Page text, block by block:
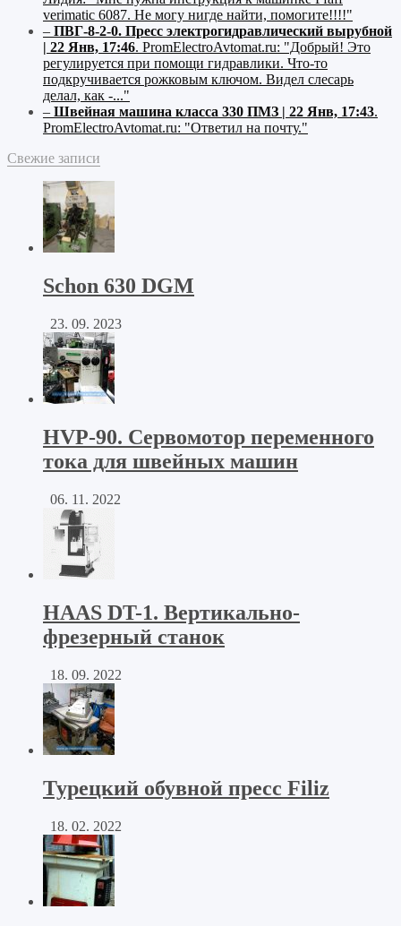
verimatic 6087. Не могу нигде найти, помогите!!!!"
– ПВГ-8-2-0. Пресс электрогидравлический вырубной
| 22 Янв, 17:46. PromElectroAvtomat.ru: "Добрый! Это
регулируется при помощи гидравлики. Что-то
подкручивается рожковым ключом. Видел слесарь
делал, как -..."
– Швейная машина класса 330 ПМЗ | 22 Янв, 17:43.
PromElectroAvtomat.ru: "Ответил на почту."
Свежие записи
Schon 630 DGM
23. 09. 2023
HVP-90. Сервомотор переменного
тока для швейных машин
06. 11. 2022
HAAS DT-1. Вертикально-
фрезерный станок
18. 09. 2022
Турецкий обувной пресс Filiz
18. 02. 2022